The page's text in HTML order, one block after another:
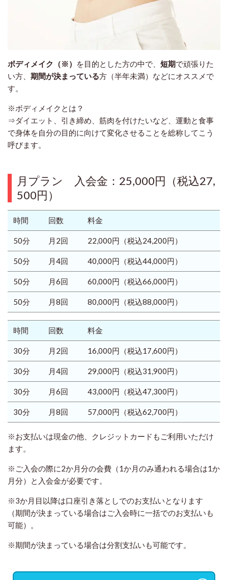
ボディメイク（※） を目的とした方の中で、 短期で頑張りた
い方、 期間が決まっている方（半年未満）などにオススメで
す。
※ボディメイクとは？
⇒ダイエット、引き締め、筋肉を付けたいなど、運動と食事
で身体を自分の目的に向けて変化させることを総称してこう
呼びます。
月プラン 入会金：25,000円 （税込27,
500円）
時間 回数 料金
50分 月2回 22,000円 （税込24,200円）
50分 月4回 40,000円 （税込44,000円）
50分 月6回 60,000円 （税込66,000円）
50分 月8回 80,000円 （税込88,000円）
時間 回数 料金
30分 月2回 16,000円 （税込17,600円）
30分 月4回 29,000円 （税込31,900円）
30分 月6回 43,000円 （税込47,300円）
30分 月8回 57,000円 （税込62,700円）
※お支払いは現金の他、クレジットカードもご利用いただけ
ます。
※ご入会の際に2か月分の会費（1か月のみ通われる場合は1か
月分）と入会金が必要です。
※3か月目以降は口座引き落としでのお支払いとなります
（期間が決まっている場合はご入会時に一括でのお支払いも
可能）。
※期間が決まっている場合は分割支払いも可能です。